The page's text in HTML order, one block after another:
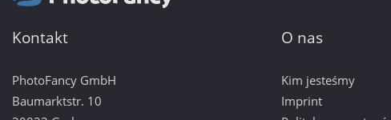
Kontakt
PhotoFancy GmbH
Baumarktstr. 10
O nas
Kim jesteśmy
Imprint